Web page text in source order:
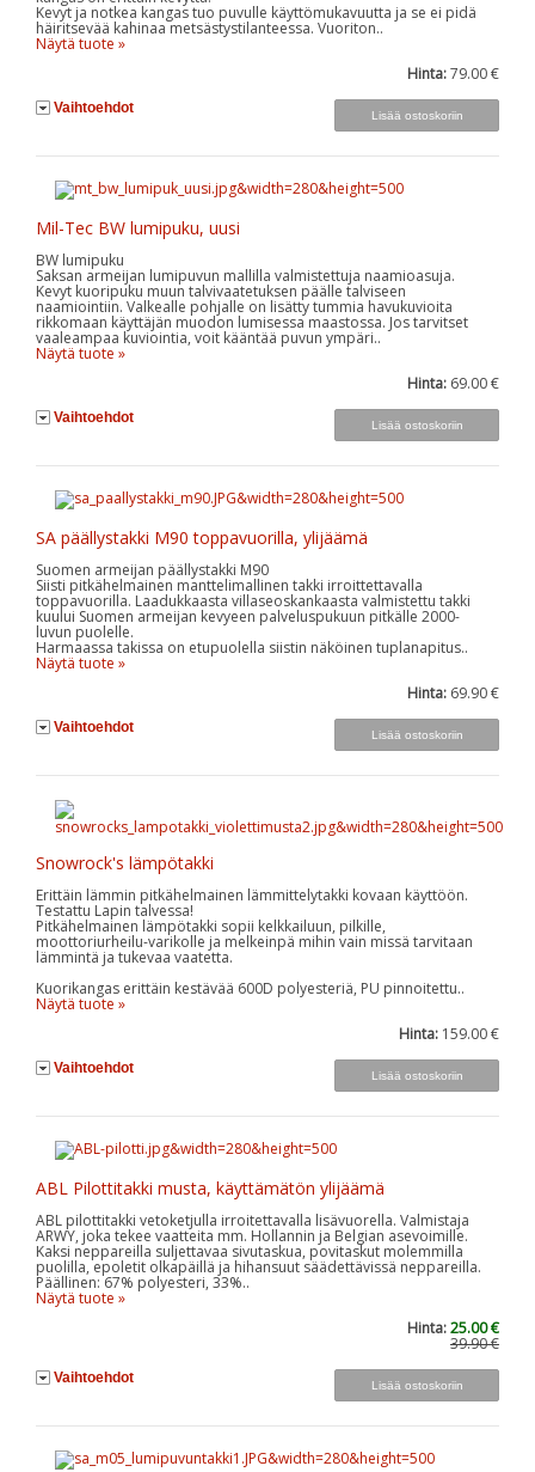
Kevyt ja notkea kangas tuo puvulle käyttömukavuutta ja se ei pidä
häiritsevää kahinaa metsästystilanteessa. Vuoriton..
Näytä tuote »
Hinta:79.00 €
Vaihtoehdot
Mil-Tec BW lumipuku, uusi
BW lumipuku
Saksan armeijan lumipuvun mallilla valmistettuja naamioasuja.
Kevyt kuoripuku muun talvivaatetuksen päälle talviseen
naamiointiin. Valkealle pohjalle on lisätty tummia havukuvioita
rikkomaan käyttäjän muodon lumisessa maastossa. Jos tarvitset
vaaleampaa kuviointia, voit kääntää puvun ympäri..
Näytä tuote »
Hinta: 69.00 €
Vaihtoehdot
SA päällystakki M90 toppavuorilla, ylijäämä
Suomen armeijan päällystakki M90
Siisti pitkähelmainen manttelimallinen takki irroittettavalla
toppavuorilla. Laadukkaasta villaseoskankaasta valmistettu takki
kuului Suomen armeijan kevyeen palveluspukuun pitkälle 2000-
luvun puolelle.
Harmaassa takissa on etupuolella siistin näköinen tuplanapitus..
Näytä tuote »
Hinta: 69.90 €
Vaihtoehdot
Snowrock's lämpötakki
Erittäin lämmin pitkähelmainen lämmittelytakki kovaan käyttöön.
Testattu Lapin talvessa!
Pitkähelmainen lämpötakki sopii kelkkailuun, pilkille,
moottoriurheilu-varikolle ja melkeinpä mihin vain missä tarvitaan
lämmintä ja tukevaa vaatetta.
Kuorikangas erittäin kestävää 600D polyesteriä, PU pinnoitettu..
Näytä tuote »
Hinta: 159.00 €
Vaihtoehdot
ABL Pilottitakki musta, käyttämätön ylijäämä
ABL pilottitakki vetoketjulla irroitettavalla lisävuorella. Valmistaja
ARWY, joka tekee vaatteita mm. Hollannin ja Belgian asevoimille.
Kaksi neppareilla suljettavaa sivutaskua, povitaskut molemmilla
puolilla, epoletit olkapäillä ja hihansuut säädettävissä neppareilla.
Päällinen: 67% polyesteri, 33%..
Näytä tuote »
Hinta:25.00 €
39.90 €
Vaihtoehdot